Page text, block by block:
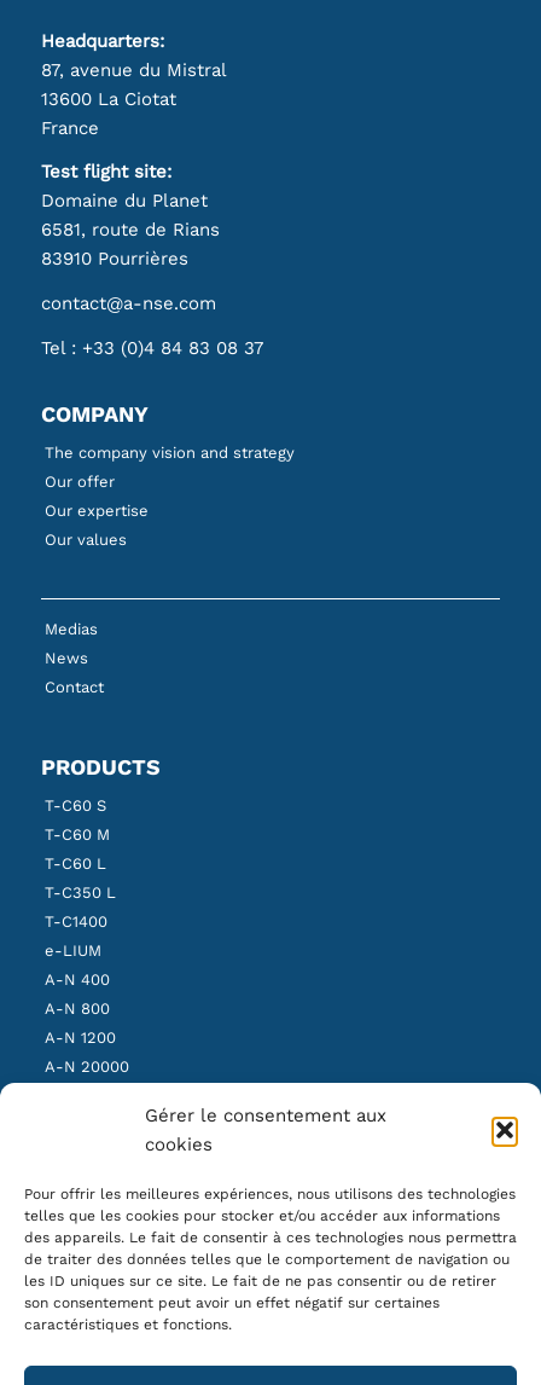
Gérer le consentement aux
cookies
Pour offrir les meilleures expériences, nous utilisons des technologies
telles que les cookies pour stocker et/ou accéder aux informations
des appareils. Le fait de consentir à ces technologies nous permettra
de traiter des données telles que le comportement de navigation ou
les ID uniques sur ce site. Le fait de ne pas consentir ou de retirer
son consentement peut avoir un effet négatif sur certaines
caractéristiques et fonctions.
Headquarters:
87, avenue du Mistral
13600 La Ciotat
France
Test flight site:
Domaine du Planet
6581, route de Rians
83910 Pourrières
contact@a-nse.com
Tel : +33 (0)4 84 83 08 37
COMPANY
The company vision and strategy
Our offer
Our expertise
Our values
Medias
News
Contact
PRODUCTS
T-C60 S
T-C60 M
T-C60 L
T-C350 L
T-C1400
e-LIUM
A-N 400
A-N 800
A-N 1200
A-N 20000
OUR NEWSLETTER